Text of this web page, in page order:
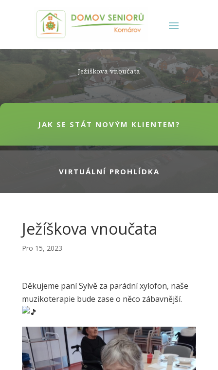
Ježíškova vnoučata
JAK SE STÁT NOVÝM KLIENTEM?
VIRTUÁLNÍ PROHLÍDKA
Ježíškova vnoučata
Pro 15, 2023
Děkujeme paní Sylvě za parádní xylofon, naše
muzikoterapie bude zase o něco zábavnější.